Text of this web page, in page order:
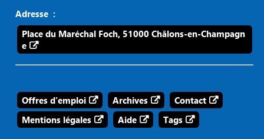
Adresse :
Place du Maréchal Foch, 51000 Châlons-en-Champagn
e
Offres d'emploi Archives
Contact
Mentions légales
Aide Tags